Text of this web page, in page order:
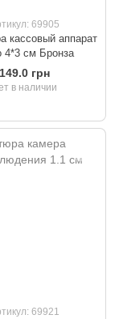
69905
кассовый аппарат
4*3 см Бронза
149.0 грн
в наличии
69921